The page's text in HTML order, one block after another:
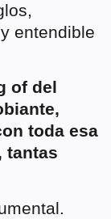
entendible
of del
toda esa
tantas